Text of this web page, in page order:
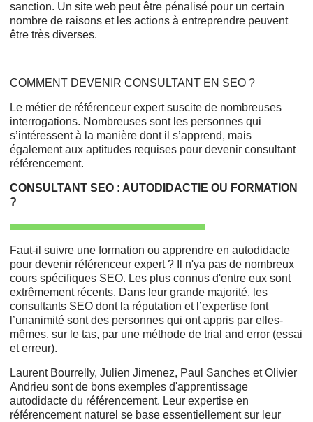
sanction. Un site web peut être pénalisé pour un certain
nombre de raisons et les actions à entreprendre peuvent
être très diverses.
COMMENT DEVENIR CONSULTANT EN SEO ?
Le métier de référenceur expert suscite de nombreuses
interrogations. Nombreuses sont les personnes qui
s’intéressent à la manière dont il s’apprend, mais
également aux aptitudes requises pour devenir consultant
référencement.
CONSULTANT SEO : AUTODIDACTIE OU FORMATION
?
Faut-il suivre une formation ou apprendre en autodidacte
pour devenir référenceur expert ? Il n'ya pas de nombreux
cours spécifiques SEO. Les plus connus d'entre eux sont
extrêmement récents. Dans leur grande majorité, les
consultants SEO dont la réputation et l’expertise font
l’unanimité sont des personnes qui ont appris par elles-
mêmes, sur le tas, par une méthode de trial and error (essai
et erreur).
Laurent Bourrelly, Julien Jimenez, Paul Sanches et Olivier
Andrieu sont de bons exemples d'apprentissage
autodidacte du référencement. Leur expertise en
référencement naturel se base essentiellement sur leur